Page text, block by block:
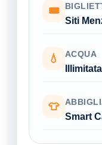
🎟
Siti
💧 ACQUA
👕
Smart